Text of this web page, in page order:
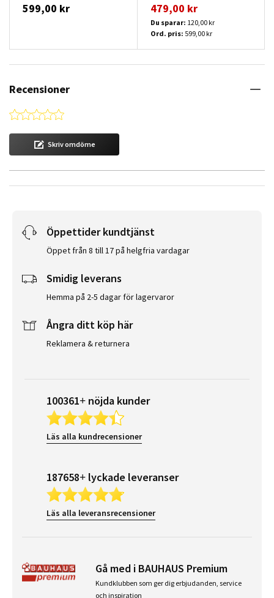
599,00 kr 479,00 kr
Du sparar: 120,00 kr
Ord. pris: 599,00 kr
Recensioner
0.0 star rating
Skriv omdöme
Öppettider kundtjänst
Öppet från 8 till 17 på helgfria vardagar
Smidig leverans
Hemma på 2-5 dagar för lagervaror
Ångra ditt köp här
Reklamera & returnera
100361+ nöjda kunder
Läs alla kundrecensioner
187658+ lyckade leveranser
Läs alla leveransrecensioner
Gå med i BAUHAUS Premium
Kundklubben som ger dig erbjudanden, service
och inspiration